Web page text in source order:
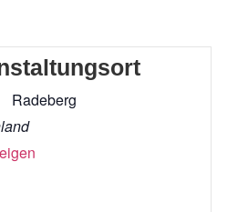
Radeberg